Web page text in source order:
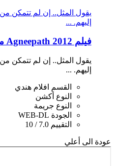
يقول المثل.. إن لم تتمكن من
إليهم. ...
فيلم Agneepath 2012 مترجم HD
يقول المثل.. إن لم تتمكن من
إليهم. ...
القسم
افلام هندي
النوع أكشن
النوع جريمة
الجودة WEB-DL
التقييم 7.0 / 10
عودة الى أعلي